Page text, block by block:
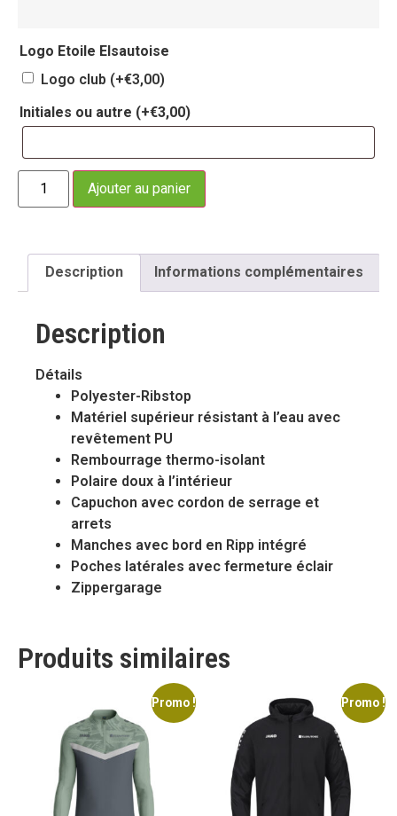
Logo Etoile Elsautoise
Logo club (+€3,00)
Initiales ou autre (+€3,00)
Ajouter au panier
Description Informations complémentaires
Description
Détails
Polyester-Ribstop
Matériel supérieur résistant à l’eau avec
revêtement PU
Rembourrage thermo-isolant
Polaire doux à l’intérieur
Capuchon avec cordon de serrage et
arrets
Manches avec bord en Ripp intégré
Poches latérales avec fermeture éclair
Zippergarage
Produits similaires
Promo ! Promo !